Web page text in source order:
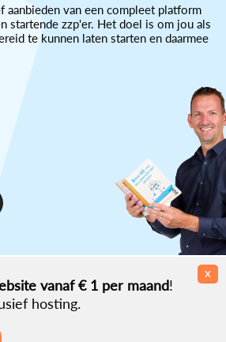
aanbieden van een compleet platform
startende zzp'er. Het doel is om jou als
te kunnen laten starten en daarmee
Contact
vanaf € 1 per maand!
hosting.
x